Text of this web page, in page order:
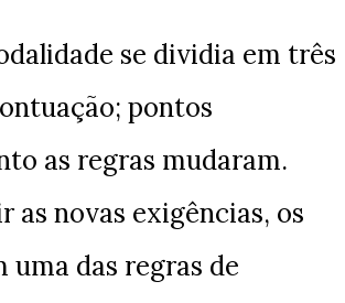
se dividia em três
pontos
as regras mudaram.
as novas exigências, os
uma das regras de